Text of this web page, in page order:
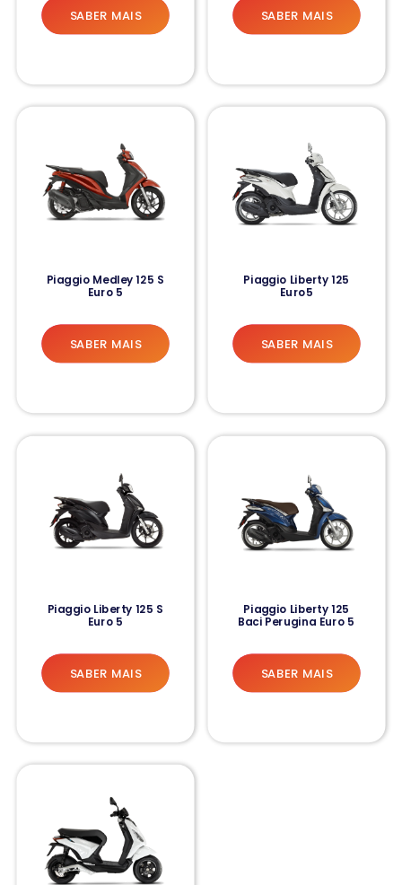
SABER MAIS SABER MAIS
Piaggio Medley 125 S
Euro 5
SABER MAIS
Piaggio Liberty 125
Euro5
SABER MAIS
Piaggio Liberty 125 S
Euro 5
SABER MAIS
Piaggio Liberty 125
Baci Perugina Euro 5
SABER MAIS